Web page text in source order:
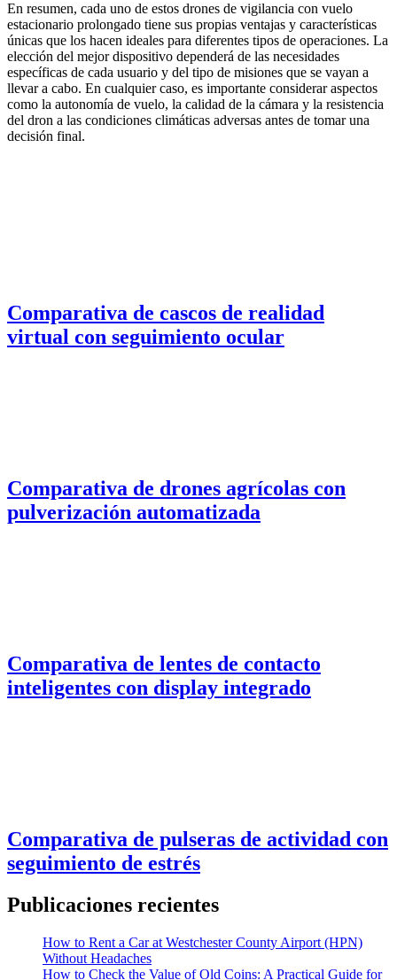
En resumen, cada uno de estos drones de vigilancia con vuelo
estacionario prolongado tiene sus propias ventajas y características
únicas que los hacen ideales para diferentes tipos de operaciones. La
elección del mejor dispositivo dependerá de las necesidades
específicas de cada usuario y del tipo de misiones que se vayan a
llevar a cabo. En cualquier caso, es importante considerar aspectos
como la autonomía de vuelo, la calidad de la cámara y la resistencia
del dron a las condiciones climáticas adversas antes de tomar una
decisión final.
Comparativa de cascos de realidad
virtual con seguimiento ocular
Comparativa de drones agrícolas con
pulverización automatizada
Comparativa de lentes de contacto
inteligentes con display integrado
Comparativa de pulseras de actividad con
seguimiento de estrés
Publicaciones recientes
How to Rent a Car at Westchester County Airport (HPN)
Without Headaches
How to Check the Value of Old Coins: A Practical Guide for